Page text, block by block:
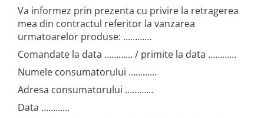
Va informez prin prezenta cu privire la retragerea
mea din contractul referitor la vanzarea
urmatoarelor produse: …………
Comandate la data ………… / primite la data …………
Numele consumatorului …………
Adresa consumatorului …………
Data …………